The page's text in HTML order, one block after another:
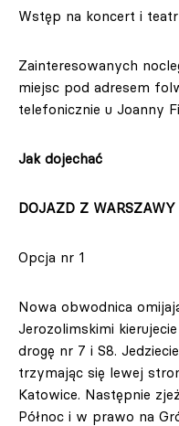
Wstęp na koncert i
Zainteresowanych
miejsc pod adresem
telefonicznie u Joanny
Jak dojechać
DOJAZD Z WARSZAWY
Opcja nr 1
Nowa obwodnica
Jerozolimskimi
drogę nr 7 i S8.
trzymając się lewej
Katowice. Następnie
Północ i w prawo na